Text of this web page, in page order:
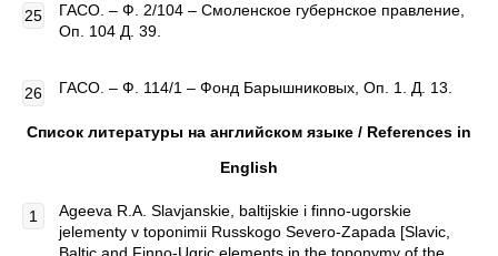
ГАСО. – Ф. 2/104 – Смоленское губернское правление,
Оп. 104 Д. 39.
ГАСО. – Ф. 114/1 – Фонд Барышниковых, Оп. 1. Д. 13.
Список литературы на английском языке / References in
English
Ageeva R.A. Slavjanskie, baltijskie i finno-ugorskie
jelementy v toponimii Russkogo Severo-Zapada [Slavic,